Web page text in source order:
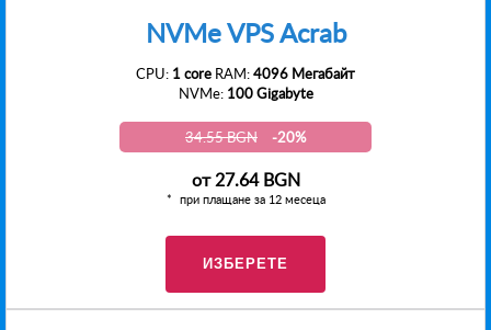
NVMe VPS Acrab
CPU: 1 core RAM:4096 Мегабайт
NVMe: 100 Gigabyte
34.55 BGN -20%
от27.64 BGN
при плащане за 12 месеца
ИЗБЕРЕТЕ